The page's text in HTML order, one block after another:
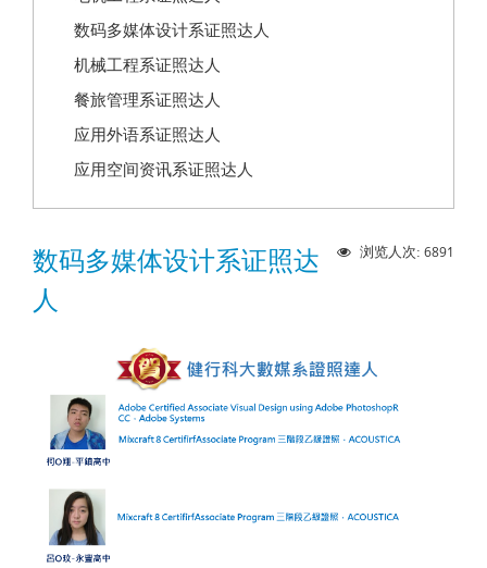
数码多媒体设计系证照达人
机械工程系证照达人
餐旅管理系证照达人
应用外语系证照达人
应用空间资讯系证照达人
浏览人次: 6891
数码多媒体设计系证照达
人